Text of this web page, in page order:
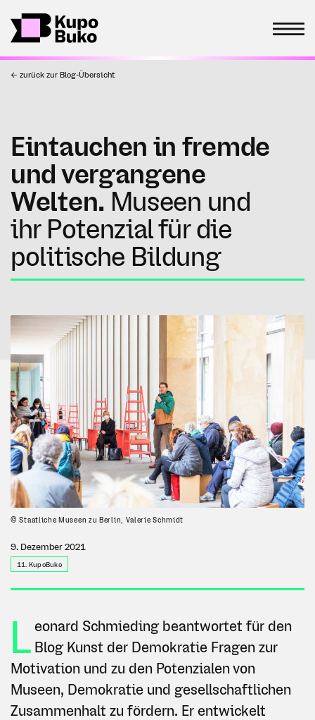
← zurück zur Blog-Übersicht
Eintauchen in fremde
und vergangene
Welten. Museen und
ihr Potenzial für die
politische Bildung
© Staatliche Museen zu Berlin, Valerie Schmidt
9. Dezember 2021
11. KupoBuko
L eonard Schmieding beantwortet für den
Blog Kunst der Demokratie Fragen zur
Motivation und zu den Potenzialen von
Museen, Demokratie und gesellschaftlichen
Zusammenhalt zu fördern. Er entwickelt